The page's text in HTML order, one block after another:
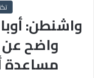
واشنطن:
واضح عن
مساعدة